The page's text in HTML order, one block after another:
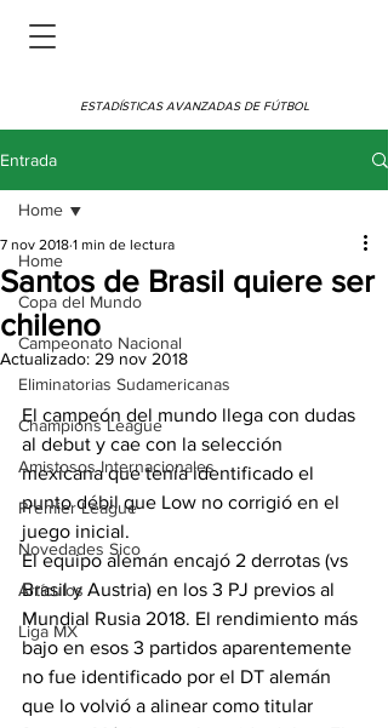
ESTADÍSTICAS AVANZADAS DE FÚTBOL
Entrada
Home
Copa del Mundo
Campeonato Nacional
Eliminatorias Sudamericanas
Champions League
Amistosos Internacionales
Premier League
Novedades Sico
Artículos
Liga MX
Home
Santos de Brasil quiere ser
chileno
7 nov 2018 1 min de lectura
Actualizado: 29 nov 2018
El campeón del mundo llega con dudas
al debut y cae con la selección
mexicana que tenía identificado el
punto débil que Low no corrigió en el
juego inicial.
El equipo alemán encajó 2 derrotas (vs
Brasil y Austria) en los 3 PJ previos al
Mundial Rusia 2018. El rendimiento más
bajo en esos 3 partidos aparentemente
no fue identificado por el DT alemán
que lo volvió a alinear como titular